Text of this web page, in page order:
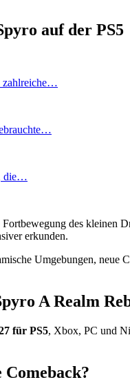
auf der PS5
zahlreiche…
die…
des kleinen
erkunden.
Umgebungen,
A Realm
für PS5, Xbox, PC und